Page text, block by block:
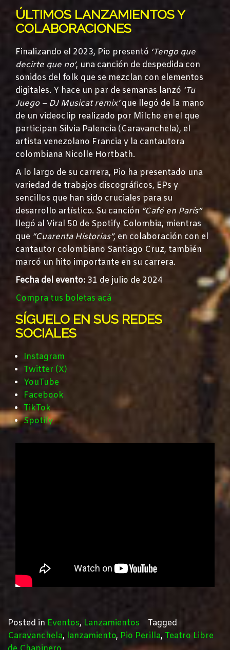
ÚLTIMOS LANZAMIENTOS Y
COLABORACIONES
Finalizando el 2023, Pio presentó ‘Tengo que
decirte que no’, una canción de despedida con
sonidos del folk que se mezclan con elementos
digitales. Y hace un par de semanas lanzó ‘Tu
Juego – DJ Musicat remix’que llegó de la mano
de un videoclip realizado por Milcho en el que
participan Silvia Palencia (Caravanchela), el
artista venezolano Francia y la cantautora
colombiana Nicolle Hortbath.
A lo largo de su carrera, Pio ha presentado una
variedad de trabajos discográficos, EPs y
sencillos que han sido cruciales para su
desarrollo artístico. Su canción “Café en París”
llegó al Viral 50 de Spotify Colombia, mientras
que “Cuarenta Historias”, en colaboración con el
cantautor colombiano Santiago Cruz, también
marcó un hito importante en su carrera.
Fecha del evento: 31 de julio de 2024
Compra tus boletas acá
SÍGUELO EN SUS REDES
SOCIALES
Instagram
Twitter (X)
YouTube
Facebook
TikTok
Spotify
Posted in Eventos, Lanzamientos
Tagged
Caravanchela, lanzamiento, Pio Perilla, Teatro Libre